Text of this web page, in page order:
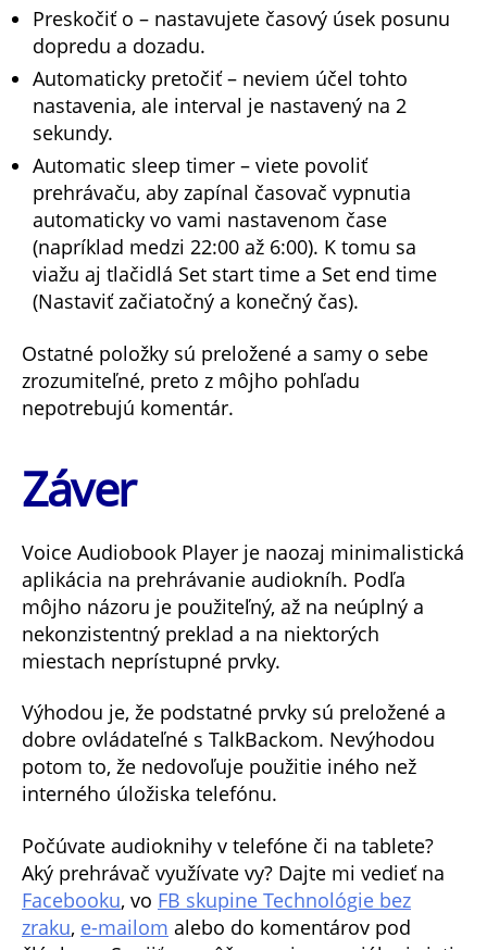
Preskočiť o – nastavujete časový úsek posunu
dopredu a dozadu.
Automaticky pretočiť – neviem účel tohto
nastavenia, ale interval je nastavený na 2
sekundy.
Automatic sleep timer – viete povoliť
prehrávaču, aby zapínal časovač vypnutia
automaticky vo vami nastavenom čase
(napríklad medzi 22:00 až 6:00). K tomu sa
viažu aj tlačidlá Set start time a Set end time
(Nastaviť začiatočný a konečný čas).
Ostatné položky sú preložené a samy o sebe
zrozumiteľné, preto z môjho pohľadu
nepotrebujú komentár.
Záver
Voice Audiobook Player je naozaj minimalistická
aplikácia na prehrávanie audiokníh. Podľa
môjho názoru je použiteľný, až na neúplný a
nekonzistentný preklad a na niektorých
miestach neprístupné prvky.
Výhodou je, že podstatné prvky sú preložené a
dobre ovládateľné s TalkBackom. Nevýhodou
potom to, že nedovoľuje použitie iného než
interného úložiska telefónu.
Počúvate audioknihy v telefóne či na tablete?
Aký prehrávač využívate vy? Dajte mi vedieť na
Facebooku, vo FB skupine Technológie bez
zraku, e-mailom alebo do komentárov pod